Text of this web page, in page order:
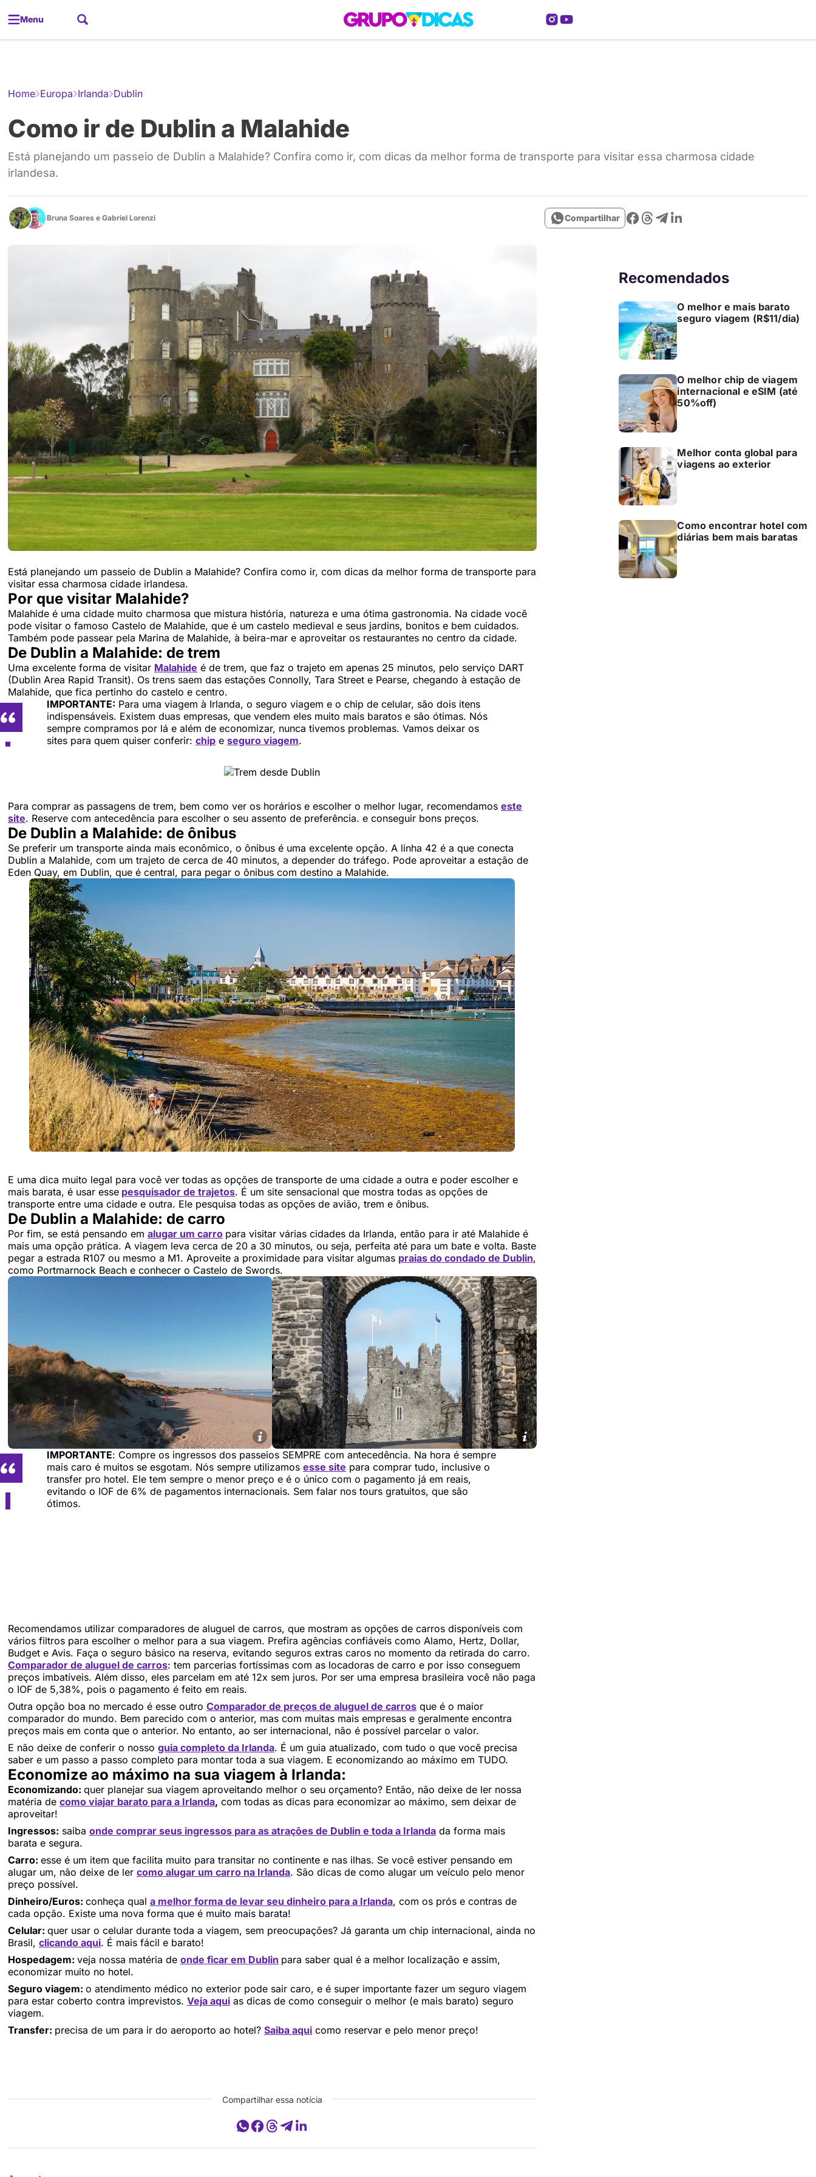
Menu América do SulBrasilCaribeEuropaEstados Unidos Quem Somos
Home Europa Irlanda Dublin
Como ir de Dublin a Malahide
Está planejando um passeio de Dublin a Malahide? Confira como ir, com dicas da melhor forma de transporte para visitar essa charmosa cidade
irlandesa.
Bruna Soares e Gabriel Lorenzi Compartilhar
Está planejando um passeio de Dublin a Malahide? Confira como ir, com dicas da melhor forma de transporte para
visitar essa charmosa cidade irlandesa.
Por que visitar Malahide?
Malahide é uma cidade muito charmosa que mistura história, natureza e uma ótima gastronomia. Na cidade você
pode visitar o famoso Castelo de Malahide, que é um castelo medieval e seus jardins, bonitos e bem cuidados.
Também pode passear pela Marina de Malahide, à beira-mar e aproveitar os restaurantes no centro da cidade.
De Dublin a Malahide: de trem
Uma excelente forma de visitar Malahide é de trem, que faz o trajeto em apenas 25 minutos, pelo serviço DART
(Dublin Area Rapid Transit). Os trens saem das estações Connolly, Tara Street e Pearse, chegando à estação de
Malahide, que fica pertinho do castelo e centro.
IMPORTANTE: Para uma viagem à Irlanda, o seguro viagem e o chip de celular, são dois itens
indispensáveis. Existem duas empresas, que vendem eles muito mais baratos e são ótimas. Nós
sempre compramos por lá e além de economizar, nunca tivemos problemas. Vamos deixar os
sites para quem quiser conferir: chip e seguro viagem.
Para comprar as passagens de trem, bem como ver os horários e escolher o melhor lugar, recomendamos este
site. Reserve com antecedência para escolher o seu assento de preferência. e conseguir bons preços.
De Dublin a Malahide: de ônibus
Se preferir um transporte ainda mais econômico, o ônibus é uma excelente opção. A linha 42 é a que conecta
Dublin a Malahide, com um trajeto de cerca de 40 minutos, a depender do tráfego. Pode aproveitar a estação de
Eden Quay, em Dublin, que é central, para pegar o ônibus com destino a Malahide.
E uma dica muito legal para você ver todas as opções de transporte de uma cidade a outra e poder escolher e
mais barata, é usar esse pesquisador de trajetos. É um site sensacional que mostra todas as opções de
transporte entre uma cidade e outra. Ele pesquisa todas as opções de avião, trem e ônibus.
De Dublin a Malahide: de carro
Por fim, se está pensando em alugar um carro para visitar várias cidades da Irlanda, então para ir até Malahide é
mais uma opção prática. A viagem leva cerca de 20 a 30 minutos, ou seja, perfeita até para um bate e volta. Baste
pegar a estrada R107 ou mesmo a M1. Aproveite a proximidade para visitar algumas praias do condado de Dublin,
como Portmarnock Beach e conhecer o Castelo de Swords.
IMPORTANTE: Compre os ingressos dos passeios SEMPRE com antecedência. Na hora é sempre
mais caro é muitos se esgotam. Nós sempre utilizamos esse site para comprar tudo, inclusive o
transfer pro hotel. Ele tem sempre o menor preço e é o único com o pagamento já em reais,
evitando o IOF de 6% de pagamentos internacionais. Sem falar nos tours gratuitos, que são
ótimos.
Recomendamos utilizar comparadores de aluguel de carros, que mostram as opções de carros disponíveis com
vários filtros para escolher o melhor para a sua viagem. Prefira agências confiáveis como Alamo, Hertz, Dollar,
Budget e Avis. Faça o seguro básico na reserva, evitando seguros extras caros no momento da retirada do carro.
Comparador de aluguel de carros: tem parcerias fortíssimas com as locadoras de carro e por isso conseguem
preços imbatíveis. Além disso, eles parcelam em até 12x sem juros. Por ser uma empresa brasileira você não paga
o IOF de 5,38%, pois o pagamento é feito em reais.
Outra opção boa no mercado é esse outro Comparador de preços de aluguel de carros que é o maior
comparador do mundo. Bem parecido com o anterior, mas com muitas mais empresas e geralmente encontra
preços mais em conta que o anterior. No entanto, ao ser internacional, não é possível parcelar o valor.
E não deixe de conferir o nosso guia completo da Irlanda. É um guia atualizado, com tudo o que você precisa
saber e um passo a passo completo para montar toda a sua viagem. E economizando ao máximo em TUDO.
Economize ao máximo na sua viagem à Irlanda:
Economizando: quer planejar sua viagem aproveitando melhor o seu orçamento? Então, não deixe de ler nossa
matéria de como viajar barato para a Irlanda, com todas as dicas para economizar ao máximo, sem deixar de
aproveitar!
Ingressos: saiba onde comprar seus ingressos para as atrações de Dublin e toda a Irlanda da forma mais
barata e segura.
Carro: esse é um item que facilita muito para transitar no continente e nas ilhas. Se você estiver pensando em
alugar um, não deixe de ler como alugar um carro na Irlanda. São dicas de como alugar um veículo pelo menor
preço possível.
Dinheiro/Euros: conheça qual a melhor forma de levar seu dinheiro para a Irlanda, com os prós e contras de
cada opção. Existe uma nova forma que é muito mais barata!
Celular: quer usar o celular durante toda a viagem, sem preocupações? Já garanta um chip internacional, ainda no
Brasil, clicando aqui. É mais fácil e barato!
Hospedagem: veja nossa matéria de onde ficar em Dublin para saber qual é a melhor localização e assim,
economizar muito no hotel.
Seguro viagem: o atendimento médico no exterior pode sair caro, e é super importante fazer um seguro viagem
para estar coberto contra imprevistos. Veja aqui as dicas de como conseguir o melhor (e mais barato) seguro
viagem.
Transfer: precisa de um para ir do aeroporto ao hotel? Saiba aqui como reservar e pelo menor preço!
Compartilhar essa notícia
Recomendados
O melhor e mais barato
seguro viagem (R$11/dia)
O melhor chip de viagem
internacional e eSIM (até
50%off)
Melhor conta global para
viagens ao exterior
Como encontrar hotel com
diárias bem mais baratas